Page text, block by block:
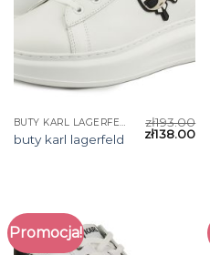
BUTY KARL LAGERFELD
buty karl lagerfeld
zł193.00
zł138.00
Promocja!